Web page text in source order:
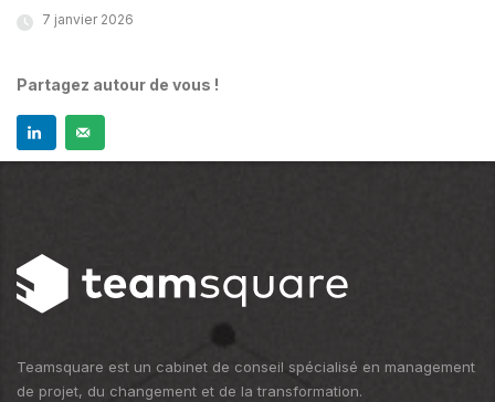
7 janvier 2026
Partagez autour de vous !
Teamsquare est un cabinet de conseil spécialisé en management
de projet, du changement et de la transformation.